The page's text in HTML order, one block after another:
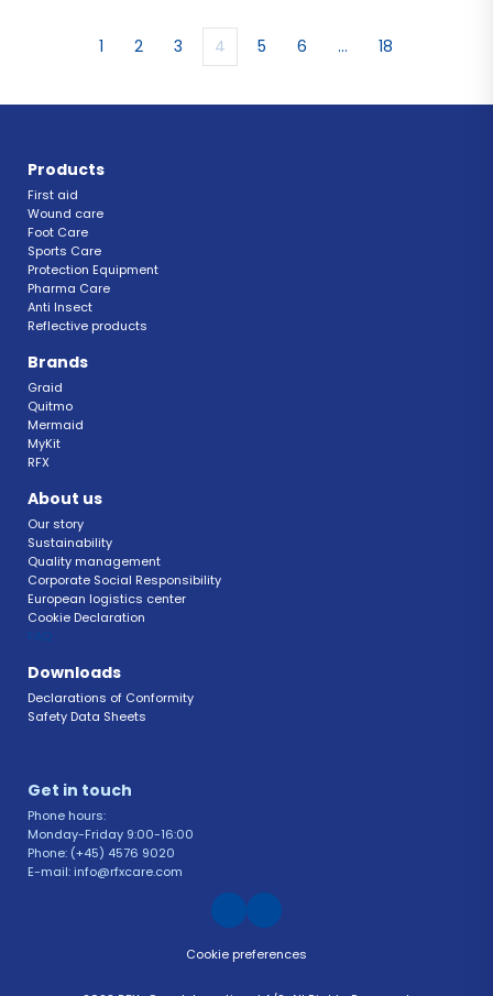
1 2 3 4 5 6 … 18
Products
First aid
Wound care
Foot Care
Sports Care
Protection Equipment
Pharma Care
Anti Insect
Reflective products
Brands
Graid
Quitmo
Mermaid
MyKit
RFX
About us
Our story
Sustainability
Quality management
Corporate Social Responsibility
European logistics center
Cookie Declaration
FAQ
Downloads
Declarations of Conformity
Safety Data Sheets
Get in touch
Phone hours:
Monday-Friday 9:00-16:00
Phone: (+45) 4576 9020
E-mail: info@rfxcare.com
Cookie preferences